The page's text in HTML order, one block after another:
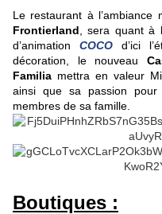
Le restaurant à l’ambiance
Frontierland , sera quant
d’animation COCOd’ici
décoration, le nouveau
Familia mettra en valeur
ainsi que sa passion
membres de sa famille.
Boutiques :